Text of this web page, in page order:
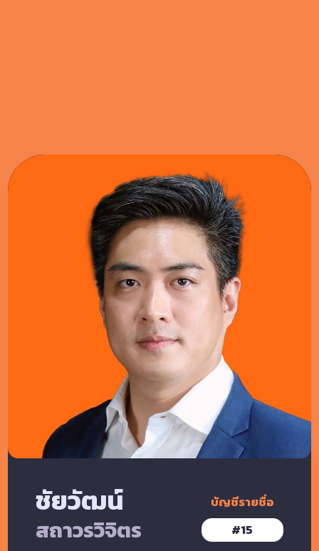
ชัยวัฒน์
สถาวรวิจิตร
บัญชีรายชื่อ
#15